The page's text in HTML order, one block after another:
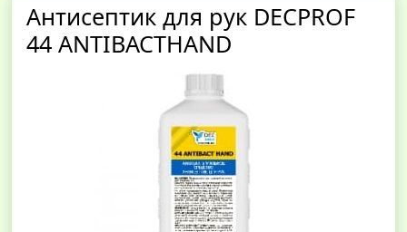
Антисептик для рук DECPROF
44 ANTIBACTHAND